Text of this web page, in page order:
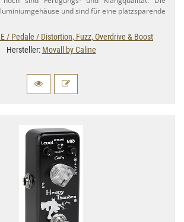
und sind für eine platzsparende
/ Pedale / Distortion, Fuzz, Overdrive & Boost
Hersteller: Movall by Caline